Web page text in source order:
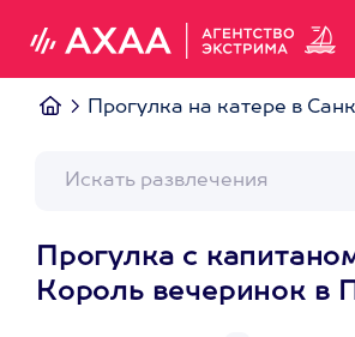
Прогулка на катере в
Прогулка с
Король вечеринок в